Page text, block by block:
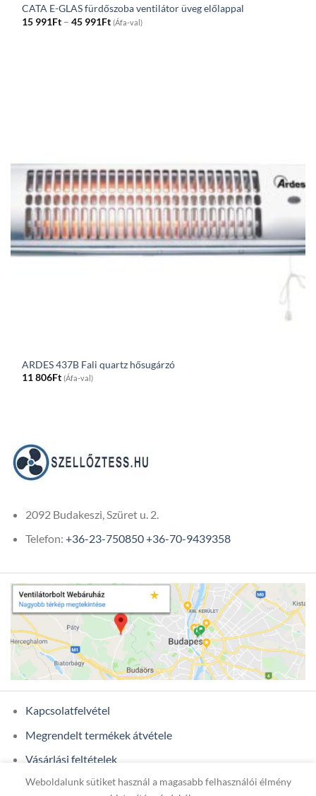
CATA E-GLAS fürdőszoba ventilátor üveg előlappal
15 991Ft – 45 991FtPrice
range:
(Áfa-val)
ARDES 437B Fali quartz hősugárzó
11 806Ft (Áfa-val)
2092 Budakeszi, Szüret u. 2.
Telefon: +36-23-750850+36-70-9439358
Kapcsolatfelvétel
Megrendelt termékek átvétele
Vásárlási feltételek
Ügyfél adatok
Weboldalunk sütiket használ a magasabb felhasználói élmény